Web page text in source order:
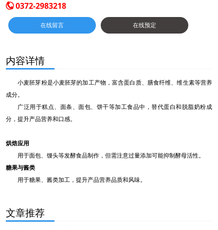
质和风味。
0372-2983218
在线留言 在线预定
内容详情
小麦胚芽粉是小麦胚芽的加工产物，富含蛋白质、膳食纤维、维生素等营养
成分。
广泛用于糕点、面条、面包、饼干等加工食品中，替代蛋白和脱脂奶粉成
分，提升产品营养和口感。 ‌
烘焙应用
用于面包、馒头等发酵食品制作，但需注意过量添加可能抑制酵母活性。 ‌
糖果与酱类
用于糖果、酱类加工，提升产品营养品质和风味。
文章推荐